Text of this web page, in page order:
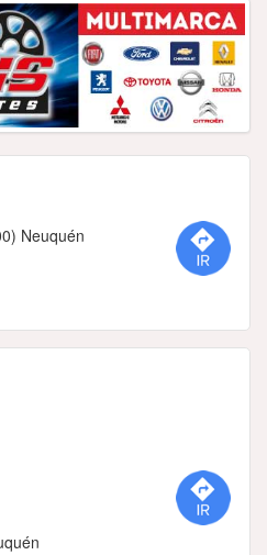
Neuquén